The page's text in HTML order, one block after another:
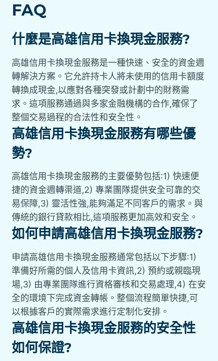
FAQ
什麼是高雄信用卡換現金服務?
高雄信用卡換現金服務是一種快速、安全的資金週
轉解決方案。它允許持卡人將未使用的信用卡額度
轉換成現金,以應對各種突發或計劃中的財務需
求。這項服務通過與多家金融機構的合作,確保了
整個交易過程的合法性和安全性。
高雄信用卡換現金服務有哪些優
勢?
高雄信用卡換現金服務的主要優勢包括:1) 快速便
捷的資金週轉渠道,2) 專業團隊提供安全可靠的交
易保障,3) 靈活性強,能夠滿足不同客戶的需求。與
傳統的銀行貸款相比,這項服務更加高效和安全。
如何申請高雄信用卡換現金服務?
申請高雄信用卡換現金服務通常包括以下步驟:1)
準備好所需的個人及信用卡資訊,2) 預約或親臨現
場,3) 由專業團隊進行資格審核和交易處理,4) 在安
全的環境下完成資金轉帳。整個流程簡單快捷,可
以根據客戶的實際需求進行定制化安排。
高雄信用卡換現金服務的安全性
如何保證?